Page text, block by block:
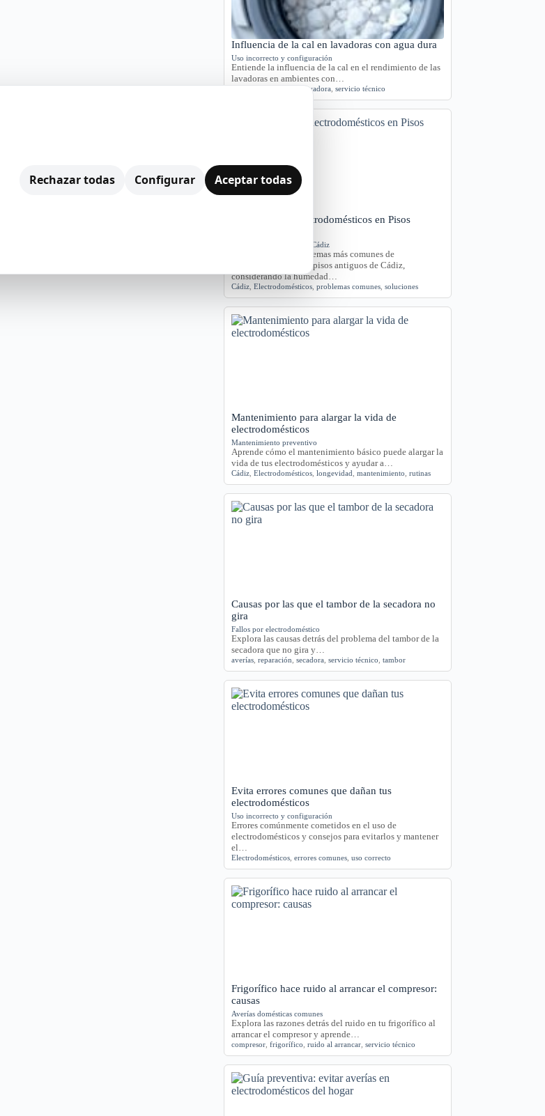
Influencia de la cal en lavadoras con agua dura
Uso incorrecto y configuración
Entiende la influencia de la cal en el rendimiento de las
lavadoras en ambientes con…
agua dura,Cádiz,cal,lavadora ,servicio técnico
Problemas de Electrodomésticos en Pisos
Averías y orientación en Cádiz
Exploramos los problemas más comunes de
electrodomésticos en pisos antiguos de Cádiz,
considerando la humedad…
Cádiz ,Electrodomésticos ,problemas comunes ,soluciones
Mantenimiento para alargar la vida de
electrodomésticos
Mantenimiento preventivo
Aprende cómo el mantenimiento básico puede alargar la
vida de tus electrodomésticos y ayudar a…
Cádiz ,Electrodomésticos ,longevidad ,mantenimiento ,rutinas
Causas por las que el tambor de la secadora no
gira
Fallos por electrodoméstico
Explora las causas detrás del problema del tambor de la
secadora que no gira y…
averías ,reparación ,secadora ,servicio técnico ,tambor
Evita errores comunes que dañan tus
electrodomésticos
Uso incorrecto y configuración
Errores comúnmente cometidos en el uso de
electrodomésticos y consejos para evitarlos y mantener
el…
Electrodomésticos ,errores comunes ,uso correcto
Frigorífico hace ruido al arrancar el compresor:
causas
Averías domésticas comunes
Explora las razones detrás del ruido en tu frigorífico al
arrancar el compresor y aprende…
compresor ,frigorífico ,ruido al arrancar ,servicio técnico
Rechazar todas Configurar Aceptar todas